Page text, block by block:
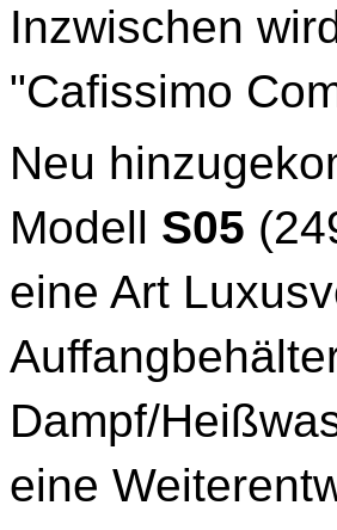
Inzwischen
"Cafissimo
Neu
Modell S05
eine Art
Dampf/
eine